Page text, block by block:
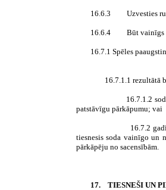
16.6.3 Uzvesties
16.6.4 Būt vainīgs
16.7.1 Spēles
16.7.1.1 rezultātā
16.7.1.2
patstāvīgu pārkāpumu; vai
16.7.2
tiesnesis soda vainīgo un
pārkāpēju no sacensībām.
17. TIESNEŠI UN